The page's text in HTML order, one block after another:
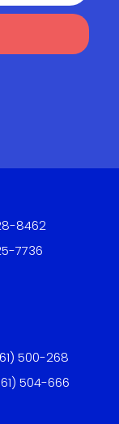
8462
7736
500-268
504-666